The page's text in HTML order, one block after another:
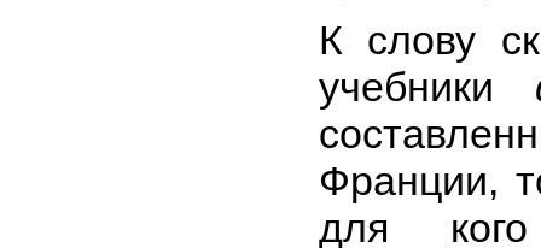
К слову
учебники
Франции,
для